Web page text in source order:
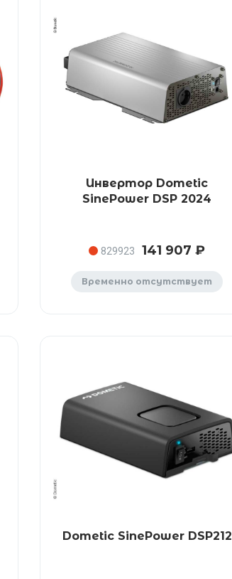
Инвертор Dometic
SinePower DSP 2024
829923 141 907 ₽
Временно отсутствует
Dometic SinePower DSP212